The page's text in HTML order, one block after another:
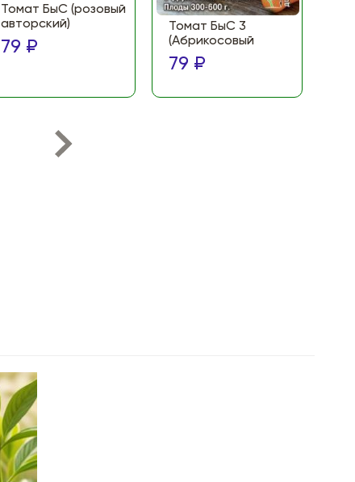
Томат БыС (розовый
авторский)
79 ₽
Томат БыС 3
(Абрикосовый
79 ₽